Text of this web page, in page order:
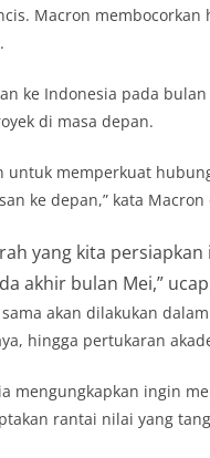
Macron
ke Indonesia pada
di masa depan.
untuk memperkuat
ke depan,” kata
yang kita
akhir bulan Mei,”
akan dilakukan
hingga pertukaran
mengungkapkan ingin
rantai nilai yang